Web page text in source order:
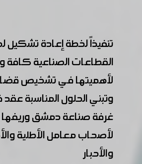
تنفيذاً لخطة إعادة تشكيل
القطاعات الصناعية كافة
لأهميتها في تشخيص
وتبني الحلول المناسبة
غرفة صناعة دمشق وريفها
لأصحاب معامل الأطلية
والأحبار